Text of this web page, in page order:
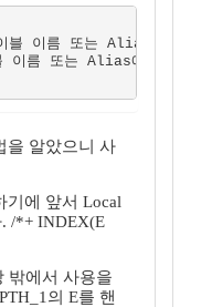
이름 또는 Alias를 사용
름 또는 Alias에 그 블
을 알았으니 사
기에 앞서 Local
/*+ INDEX(E
밖에서 사용을
의 E를 핸